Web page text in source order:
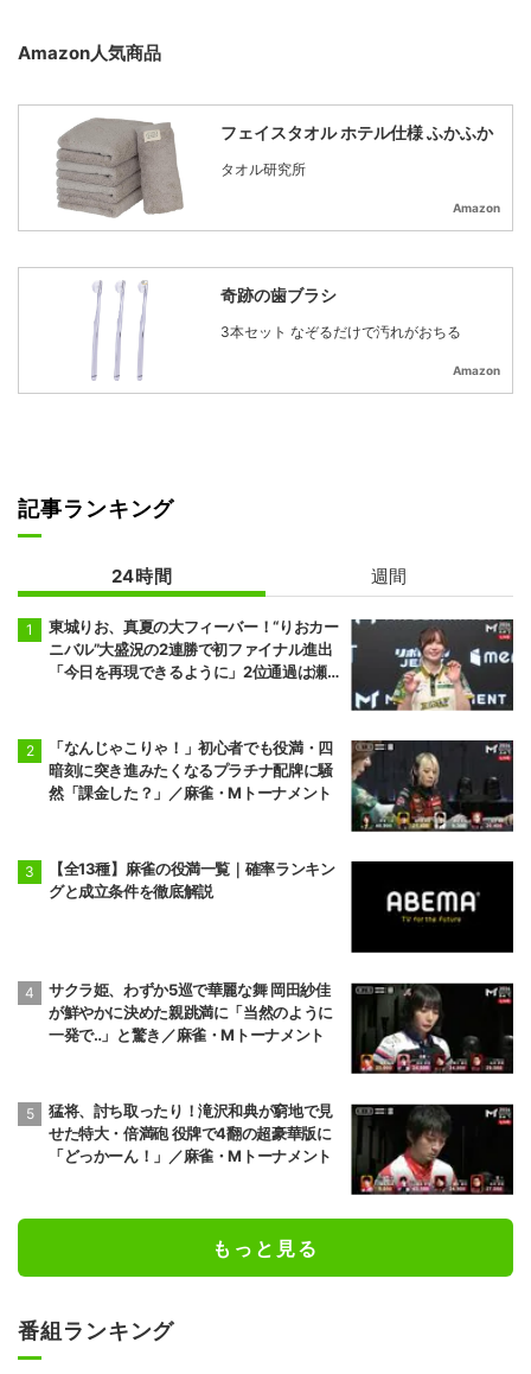
Amazon人気商品
フェイスタオル ホテル仕様 ふかふか
タオル研究所
Amazon
奇跡の歯ブラシ
3本セット なぞるだけで汚れがおちる
Amazon
記事ランキング
24時間 週間
東城りお、真夏の大フィーバー！“りおカー
ニバル”大盛況の2連勝で初ファイナル進出
「今日を再現できるように」2位通過は瀬
「なんじゃこりゃ！」初心者でも役満・四
暗刻に突き進みたくなるプラチナ配牌に騒
然「課金した？」／麻雀・Mトーナメント
【全13種】麻雀の役満一覧｜確率ランキン
グと成立条件を徹底解説
サクラ姫、わずか5巡で華麗な舞 岡田紗佳
が鮮やかに決めた親跳満に「当然のように
一発で‥」と驚き／麻雀・Mトーナメント
猛将、討ち取ったり！滝沢和典が窮地で見
せた特大・倍満砲 役牌で4翻の超豪華版に
「どっかーん！」／麻雀・Mトーナメント
もっと見る
番組ランキング